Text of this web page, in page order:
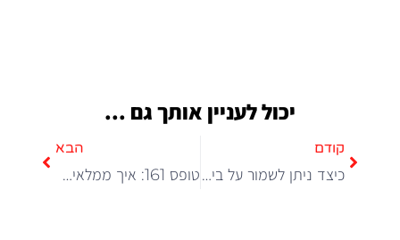
יכול לעניין אותך גם ...
קודם
כיצד ניתן לשמור על ביטחון כלכלי גם בפנסיה?
הבא
טופס 161: איך ממלאים נכון וחוסכים מס מיותר